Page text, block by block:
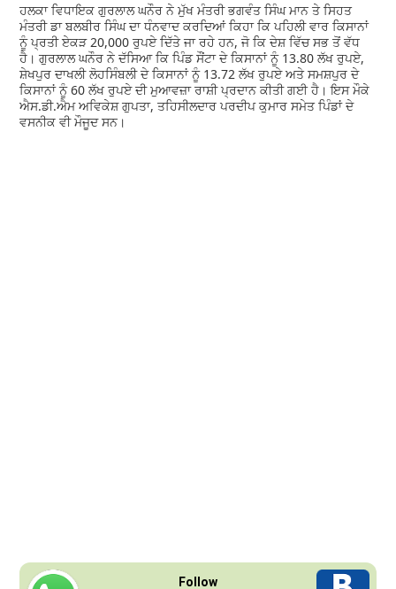
ਹਲਕਾ ਵਿਧਾਇਕ ਗੁਰਲਾਲ ਘਨੌਰ ਨੇ ਮੁੱਖ ਮੰਤਰੀ ਭਗਵੰਤ ਸਿੰਘ ਮਾਨ ਤੇ ਸਿਹਤ
ਮੰਤਰੀ ਡਾ ਬਲਬੀਰ ਸਿੰਘ ਦਾ ਧੰਨਵਾਦ ਕਰਦਿਆਂ ਕਿਹਾ ਕਿ ਪਹਿਲੀ ਵਾਰ ਕਿਸਾਨਾਂ
ਨੂੰ ਪ੍ਰਤੀ ਏਕੜ 20,000 ਰੁਪਏ ਦਿੱਤੇ ਜਾ ਰਹੇ ਹਨ, ਜੋ ਕਿ ਦੇਸ਼ ਵਿੱਚ ਸਭ ਤੋਂ ਵੱਧ
ਹੈ। ਗੁਰਲਾਲ ਘਨੌਰ ਨੇ ਦੱਸਿਆ ਕਿ ਪਿੰਡ ਸੌਂਟਾ ਦੇ ਕਿਸਾਨਾਂ ਨੂੰ 13.80 ਲੱਖ ਰੁਪਏ,
ਸ਼ੇਖਪੁਰ ਦਾਖਲੀ ਲੋਹਸਿੰਬਲੀ ਦੇ ਕਿਸਾਨਾਂ ਨੂੰ 13.72 ਲੱਖ ਰੁਪਏ ਅਤੇ ਸਮਸ਼ਪੁਰ ਦੇ
ਕਿਸਾਨਾਂ ਨੂੰ 60 ਲੱਖ ਰੁਪਏ ਦੀ ਮੁਆਵਜ਼ਾ ਰਾਸ਼ੀ ਪ੍ਰਦਾਨ ਕੀਤੀ ਗਈ ਹੈ। ਇਸ ਮੌਕੇ
ਐਸ.ਡੀ.ਐਮ ਅਵਿਕੇਸ਼ ਗੁਪਤਾ, ਤਹਿਸੀਲਦਾਰ ਪਰਦੀਪ ਕੁਮਾਰ ਸਮੇਤ ਪਿੰਡਾਂ ਦੇ
ਵਸਨੀਕ ਵੀ ਮੌਜੂਦ ਸਨ।
Follow